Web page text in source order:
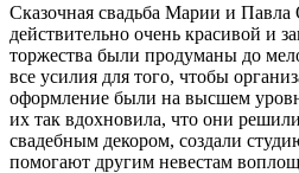
Сказочная свадьба Марии и
действительно очень красивой и
торжества были продуманы до
все усилия для того, чтобы
оформление были на высшем
их так вдохновила, что они
свадебным декором, создали
помогают другим невестам